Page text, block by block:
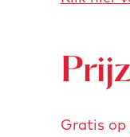
Gratis op